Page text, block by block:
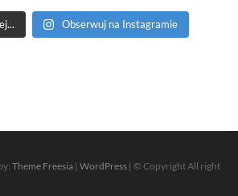
Obserwuj na Instagramie
Theme Freesia |WordPress | © Copyright All right